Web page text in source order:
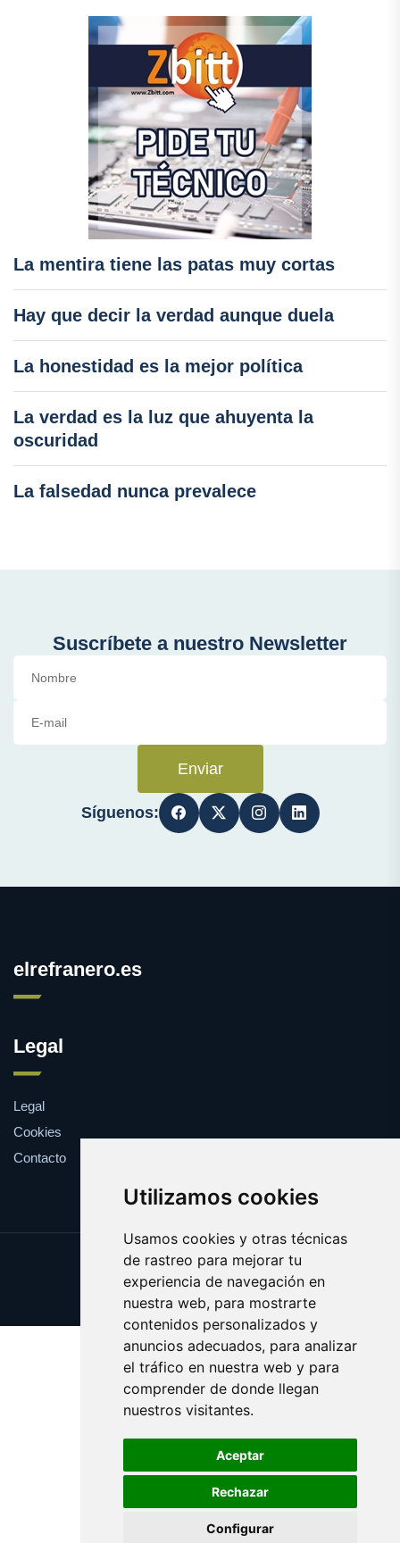
Utilizamos cookies
Usamos cookies y otras técnicas
de rastreo para mejorar tu
experiencia de navegación en
nuestra web, para mostrarte
contenidos personalizados y
anuncios adecuados, para analizar
el tráfico en nuestra web y para
comprender de donde llegan
nuestros visitantes.
Aceptar
Rechazar
Configurar
La mentira tiene las patas muy cortas
Hay que decir la verdad aunque duela
La honestidad es la mejor política
La verdad es la luz que ahuyenta la
oscuridad
La falsedad nunca prevalece
Suscríbete a nuestro Newsletter
Enviar
Síguenos:
elrefranero.es
Legal
Legal
Cookies
Contacto
Update cookies preferences
Copyright © 2025 elrefranero.es